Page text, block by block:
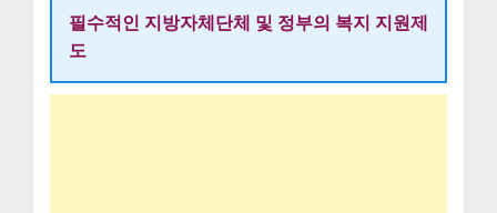
필수적인 지방자체단체 및 정부의 복지 지원제
도